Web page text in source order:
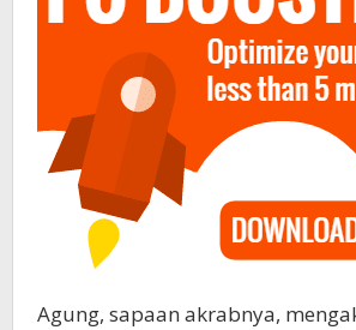
Agung, sapaan akrabnya,